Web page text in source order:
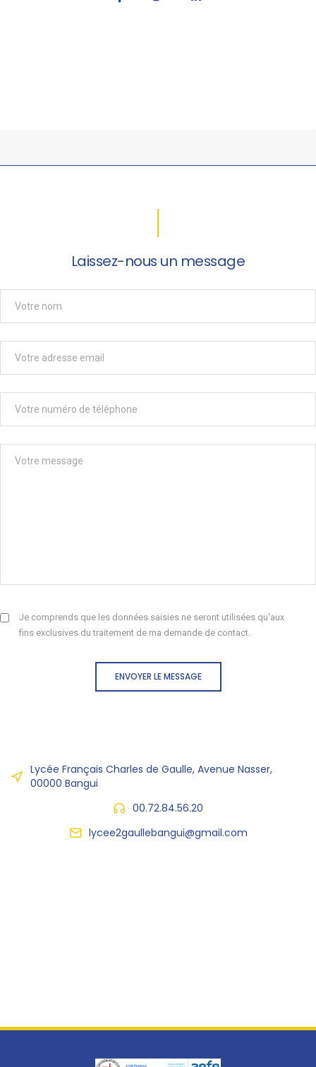
Laissez-nous un message
Je comprends que les données saisies ne seront utilisées qu'aux
fins exclusives du traitement de ma demande de contact.
ENVOYER LE MESSAGE
Lycée Français Charles de Gaulle, Avenue Nasser,
00000 Bangui
00.72.84.56.20
lycee2gaullebangui@gmail.com